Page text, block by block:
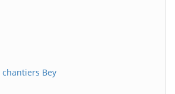
Bey